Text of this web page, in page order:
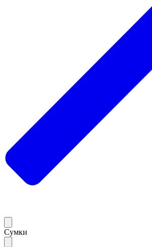
Сумки